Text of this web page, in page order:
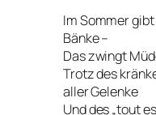
Im Sommer
Bänke –
Das zwingt
Trotz des
aller Gelenke
Und des „tout